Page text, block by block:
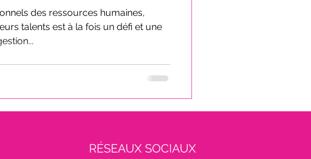
des ressources humaines,
talents est à la fois un défi et une
RÉSEAUX SOCIAUX